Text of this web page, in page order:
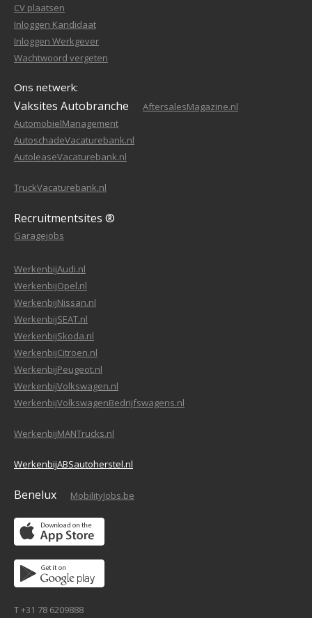
CV plaatsen
Inloggen Kandidaat
Inloggen Werkgever
Wachtwoord vergeten
Ons netwerk:
Vaksites Autobranche
AftersalesMagazine.nl
AutomobielManagement
AutoschadeVacaturebank.nl
AutoleaseVacaturebank.nl
TruckVacaturebank.nl
Recruitmentsites ®
Garagejobs
WerkenbijAudi.nl
WerkenbijOpel.nl
WerkenbijNissan.nl
WerkenbijSEAT.nl
WerkenbijSkoda.nl
WerkenbijCitroen.nl
WerkenbijPeugeot.nl
WerkenbijVolkswagen.nl
WerkenbijVolkswagenBedrijfswagens.nl
WerkenbijMANTrucks.nl
WerkenbijABSautoherstel.nl
Benelux MobilityJobs.be
T +31 78 6209888